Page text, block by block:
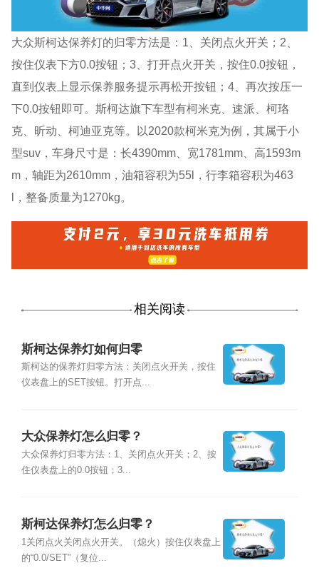
大众斯柯达保养灯的归零方法是：1、关闭点火开关；2、
按住仪表下方0.0按钮；3、打开点火开关，按住0.0按钮，
直到仪表上显示保养服务提示再松开按钮；4、再次按压一
下0.0按钮即可。斯柯达旗下车型有柯米克、速派、柯珞
克、昕动、柯迪亚克等。以2020款柯米克为例，其属于小
型suv，车身尺寸是：长4390mm、宽1781mm、高1593m
m，轴距为2610mm，油箱容积为55l，行李箱容积为463
l，整备质量为1270kg。
相关阅读
斯柯达保养灯如何归零
斯柯达的保养灯归零方法：关闭点火开关，按住
仪表盘上的SET按钮。打开点...
大众保养灯怎么归零？
大众保养灯归零方法：1、关闭点火开关；2、按
住仪表盘上的0.0按钮；3...
斯柯达保养灯怎么归零？
1关闭点火关闭点火开关。（熄火）按住仪表盘上
的“0.0/SET”（复位...